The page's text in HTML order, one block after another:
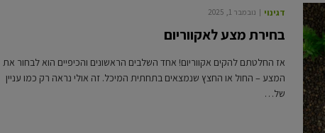
דגי נוי נובמבר 1, 2025
בחירת מצע לאקווריום
אז החלטתם להקים אקווריום! אחד השלבים הראשונים והכיפיים הוא לבחור את
המצע – החול או החצץ שנמצאים בתחתית המיכל. זה אולי נראה רק כמו עניין
של…